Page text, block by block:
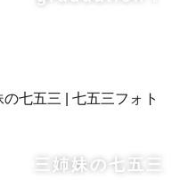
お食い初
三姉妹の七五三